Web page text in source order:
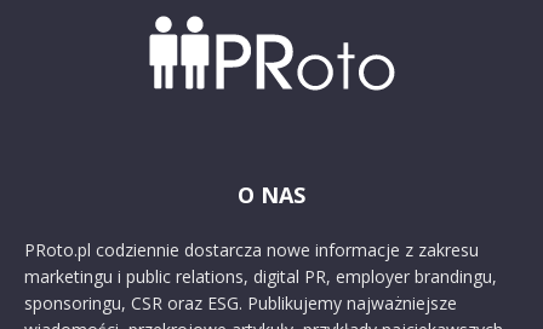
O NAS
PRoto.pl codziennie dostarcza nowe informacje z zakresu
marketingu i public relations, digital PR, employer brandingu,
sponsoringu, CSR oraz ESG. Publikujemy najważniejsze